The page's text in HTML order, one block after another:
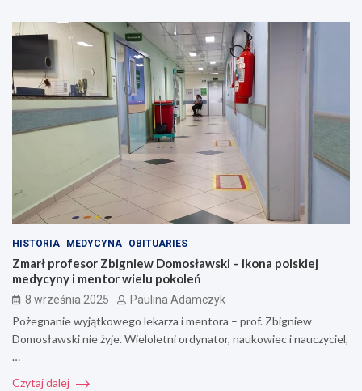
HISTORIA MEDYCYNA OBITUARIES
Zmarł profesor Zbigniew Domosławski – ikona polskiej
medycyny i mentor wielu pokoleń
8 września 2025 Paulina Adamczyk
Pożegnanie wyjątkowego lekarza i mentora – prof. Zbigniew
Domosławski nie żyje. Wieloletni ordynator, naukowiec i nauczyciel,
…
Czytaj dalej